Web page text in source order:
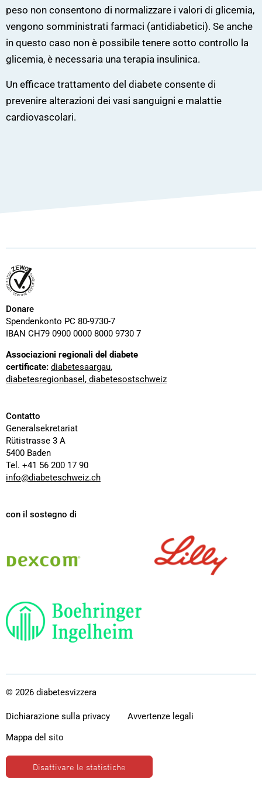
peso non consentono di normalizzare i valori di glicemia,
vengono somministrati farmaci (antidiabetici). Se anche
in questo caso non è possibile tenere sotto controllo la
glicemia, è necessaria una terapia insulinica.
Un efficace trattamento del diabete consente di
prevenire alterazioni dei vasi sanguigni e malattie
cardiovascolari.
Donare
Spendenkonto PC 80-9730-7
IBAN CH79 0900 0000 8000 9730 7
Associazioni regionali del diabete
certificate: diabetesaargau,
diabetesregionbasel , diabetesostschweiz
Contatto
Generalsekretariat
Rütistrasse 3 A
5400 Baden
Tel. +41 56 200 17 90
info@diabeteschweiz.ch
con il sostegno di
Dexcom
Boehringer
Ingelheim
© 2026 diabetesvizzera
Disattivare le statistiche
Dichiarazione sulla privacy
Avvertenze legali
Mappa del sito